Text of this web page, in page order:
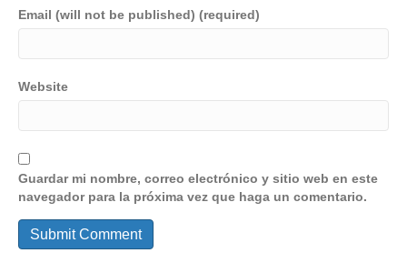
Email (will not be published) (required)
Website
Guardar mi nombre, correo electrónico y sitio web en este
navegador para la próxima vez que haga un comentario.